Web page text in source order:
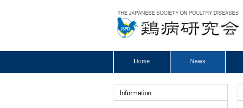
Home News
Information